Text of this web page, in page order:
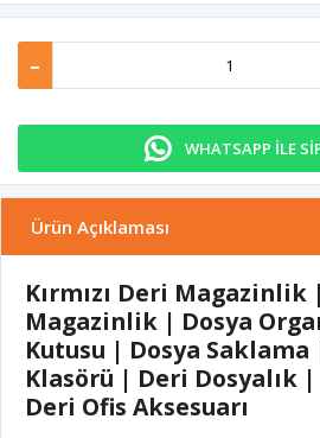
-
WHATSAPP İLE
Ürün Açıklaması
Kırmızı Deri Magazinlik
Magazinlik | Dosya
Kutusu | Dosya
Klasörü | Deri Dosyalık
Deri Ofis Aksesuarı